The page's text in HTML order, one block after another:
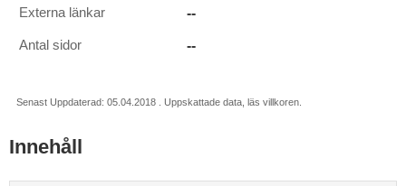
Externa länkar --
Antal sidor --
Senast Uppdaterad: 05.04.2018 . Uppskattade data, läs villkoren.
Innehåll